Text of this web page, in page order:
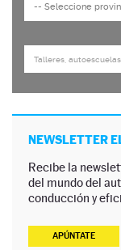
NEWSLETTER
Recibe la
del mundo del
conducción y
APÚNTATE